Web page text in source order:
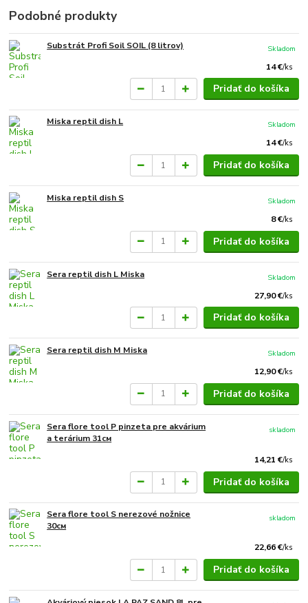
Podobné produkty
Substrát Profi Soil SOIL (8 litrov)
14 €/ks
Skladom
Pridať do košíka
Miska reptil dish L
14 €/ks
Skladom
Pridať do košíka
Miska reptil dish S
8 €/ks
Skladom
Pridať do košíka
Sera reptil dish L Miska
27,90 €/ks
Skladom
Pridať do košíka
Sera reptil dish M Miska
12,90 €/ks
Skladom
Pridať do košíka
Sera flore tool P pinzeta pre akvárium
a terárium 31см
14,21 €/ks
skladom
Pridať do košíka
Sera flore tool S nerezové nožnice
30см
22,66 €/ks
skladom
Pridať do košíka